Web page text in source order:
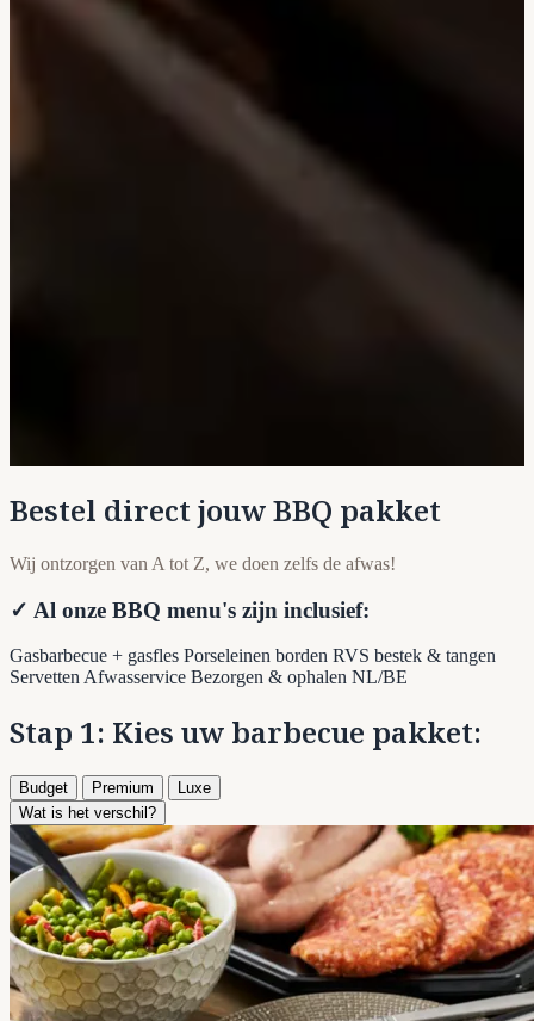
Bestel direct jouw BBQ pakket
Wij ontzorgen van A tot Z, we doen zelfs de afwas!
✓ Al onze BBQ menu's zijn inclusief:
Gasbarbecue + gasfles Porseleinen borden RVS bestek & tangen
ServettenAfwasservice Bezorgen & ophalen NL/BE
Stap 1: Kies uw barbecue pakket:
Budget Premium
Luxe
Wat is het verschil?